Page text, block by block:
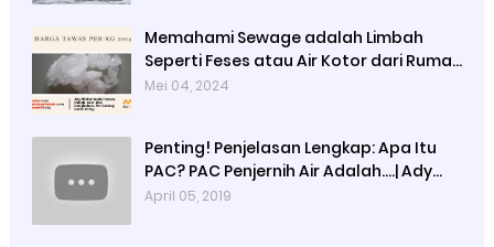
Memahami Sewage adalah Limbah
Seperti Feses atau Air Kotor dari Rumah
dan Pabrik
Mei 04, 2024
Penting! Penjelasan Lengkap: Apa Itu
PAC? PAC Penjernih Air Adalah....| Ady
Water | 0821 4000 2080
April 05, 2019